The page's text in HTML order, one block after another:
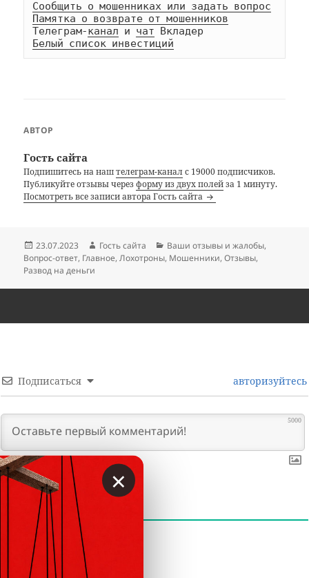
Сообщить о мошенниках или задать вопрос
Памятка о возврате от мошенников
Телеграм-канал и чат
Белый список инвестиций
АВТОР
Гость сайта
Подпишитесь на наштелеграм-каналс 19000 подписчиков.
Публикуйте отзывы черезформу из двух полейза 1 минуту.
Посмотреть все записи автора Гость сайта
Опубликовано
23.07.2023 Автор
Гость сайта Рубрики
Ваши отзывы и жалобы,
Вопрос-ответ, Главное,Лохотроны, Мошенники,Отзывы,
Развод на деньги
Подписаться авторизуйтесь
5000
КОММЕНТАРИИ
×